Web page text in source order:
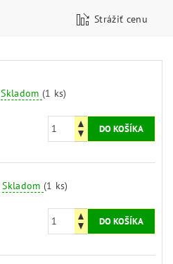
Strážiť cenu
Skladom (1 ks)
Skladom (1 ks)